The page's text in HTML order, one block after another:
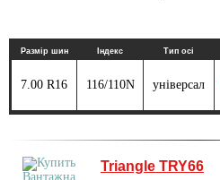
Размір шин Індекс Тип осі
7.00 R16 116/110N універсал
Triangle TRY66